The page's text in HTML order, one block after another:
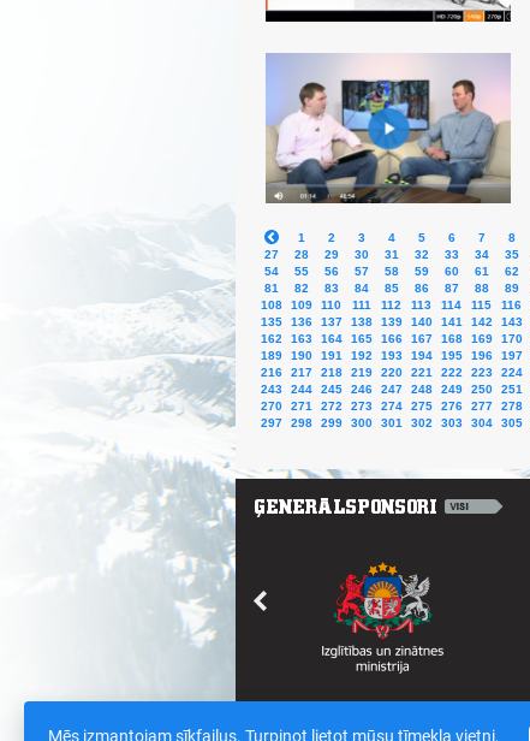
1 2 3 4 5 6 7 8
27
28 29 30 31 32 33 34 35
54
55 56 57 58 59 60 61 62
81
82 83 84 85 86 87 88 89
108
109 110 111 112 113 114 115 116
135
136 137 138 139 140 141 142 143
162
163 164 165 166 167 168 169 170
189
190 191 192 193 194 195 196 197
216
217 218 219 220 221 222 223 224
243
244 245 246 247 248 249 250 251
270
271 272 273 274 275 276 277 278
297
298 299 300 301 302 303 304 305
Mēs izmantojam sīkfailus. Turpinot lietot mūsu tīmekļa vietni,